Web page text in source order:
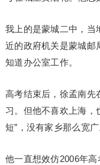
我上的是蒙城二中，当
近的政府机关是蒙城邮
知道办公室工作。
高考结束后，徐孟南先
习。但他不喜欢上海，
短”，没有家乡那么宽广
他一直想效仿2006年